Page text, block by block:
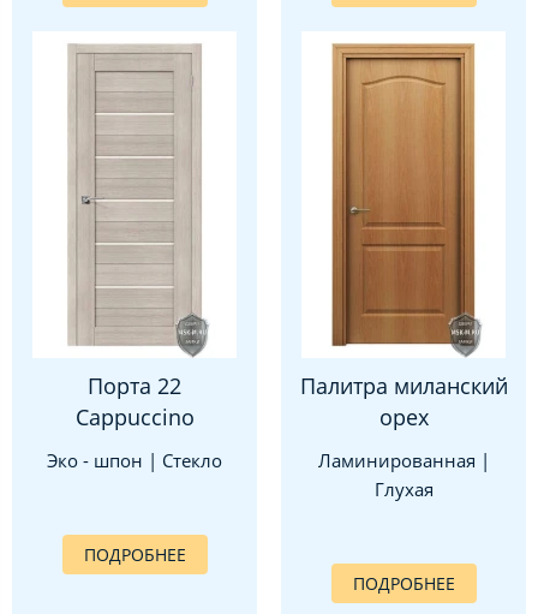
Порта 22
Cappuccino
Эко - шпон | Стекло
ПОДРОБНЕЕ
Палитра миланский
орех
Ламинированная |
Глухая
ПОДРОБНЕЕ